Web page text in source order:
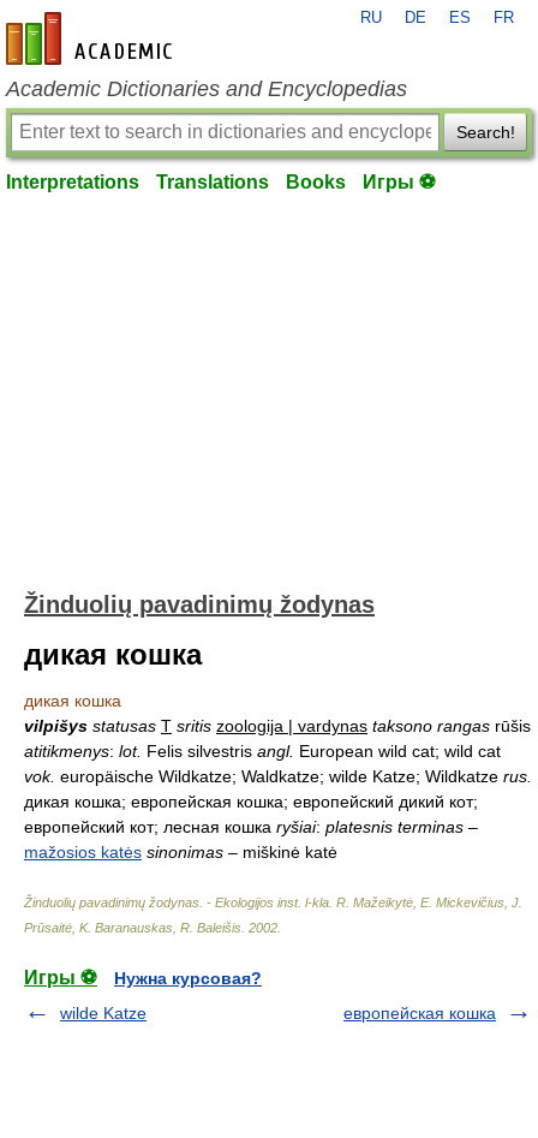
en-academic.com
RU DE ES FR
Academic Dictionaries and Encyclopedias
Search!
Interpretations Translations Books Игры ⚽
Žinduolių pavadinimų žodynas
дикая кошка
дикая кошка
vilpišys statusas T sritis zoologija | vardynas taksono rangas rūšis
atitikmenys: lot. Felis silvestris angl. European wild cat; wild cat
vok. europäische Wildkatze; Waldkatze; wilde Katze; Wildkatze rus.
дикая кошка; европейская кошка; европейский дикий кот;
европейский кот; лесная кошка ryšiai: platesnis terminas –
mažosios katės sinonimas – miškinė katė
Žinduolių pavadinimų žodynas. - Ekologijos inst. l-kla R. Mažeikytė, E. Mickevičius, J.
Prūsaitė, K. Baranauskas, R. Baleišis 2002
Игры ⚽
Нужна курсовая?
wilde Katze
европейская кошка